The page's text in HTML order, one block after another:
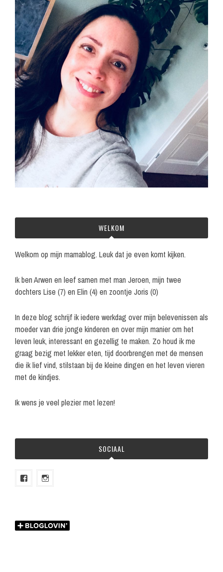
WELKOM
Welkom op mijn mamablog. Leuk dat je even komt kijken.
Ik ben Arwen en leef samen met man Jeroen, mijn twee
dochters Lise (7) en Elin (4) en zoontje Joris (0)
In deze blog schrijf ik iedere werkdag over mijn belevenissen als
moeder van drie jonge kinderen en over mijn manier om het
leven leuk, interessant en gezellig te maken. Zo houd ik me
graag bezig met lekker eten, tijd doorbrengen met de mensen
die ik lief vind, stilstaan bij de kleine dingen en het leven vieren
met de kindjes.
Ik wens je veel plezier met lezen!
SOCIAAL
op
op